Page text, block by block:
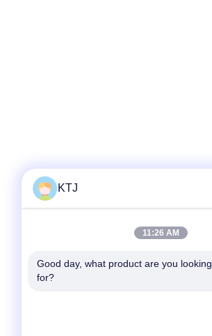
Contactez rapidement
Télégramme
KTJ
11:26 AM
Good day, what product are you looking
for?